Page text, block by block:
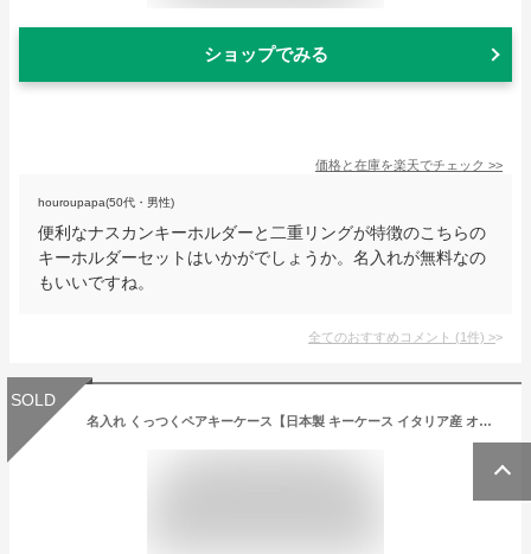
ショップでみる
価格と在庫を楽天でチェック >>
houroupapa(50代・男性)
便利なナスカンキーホルダーと二重リングが特徴のこちらの
キーホルダーセットはいかがでしょうか。名入れが無料なの
もいいですね。
全てのおすすめコメント (1件) >
SOLD
名入れ くっつくペアキーケース【日本製 キーケース イタリア産 オイルレザー 革小物 レザー キーリング キーホルダー 鍵 キークリップ ギフト プレゼント 贈り物 本革 革 小物 誕生日 結婚記念日 】【ラッピングOK】